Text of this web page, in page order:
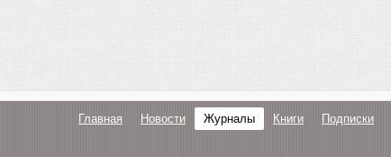
Главная Новости Журналы Книги Подписки